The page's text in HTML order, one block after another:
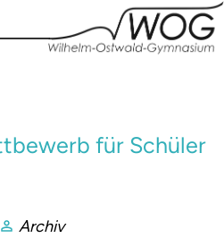
für Schüler
Archiv